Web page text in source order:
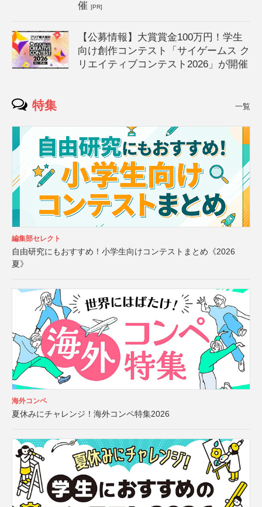
催[PR]
【公募情報】大賞賞金100万円！学生
向け創作コンテスト「サイゲームス ク
リエイティブコンテスト2026」が開催
特集 一覧
編集部セレクト
自由研究にもおすすめ！小学生向けコンテストまとめ《2026
夏》
海外コンペ
夏休みにチャレンジ！海外コンペ特集2026